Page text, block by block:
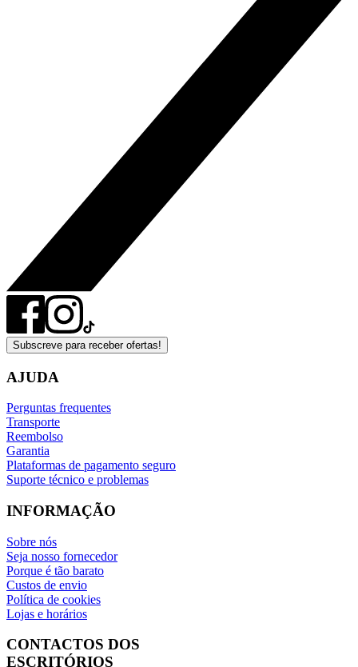
Subscreve para receber ofertas!
AJUDA
Perguntas frequentes
Transporte
Reembolso
Garantia
Plataformas de pagamento seguro
Suporte técnico e problemas
INFORMAÇÃO
Sobre nós
Seja nosso fornecedor
Porque é tão barato
Custos de envio
Política de cookies
Lojas e horários
CONTACTOS DOS
ESCRITÓRIOS